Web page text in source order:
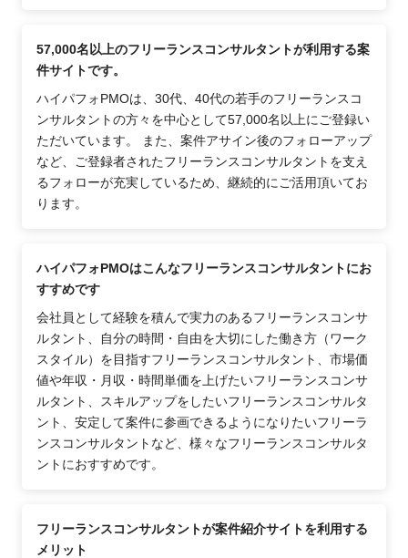
57,000名以上のフリーランスコンサルタントが利用する案
件サイトです。
ハイパフォPMOは、30代、40代の若手のフリーランスコ
ンサルタントの方々を中心として57,000名以上にご登録い
ただいています。 また、案件アサイン後のフォローアップ
など、ご登録者されたフリーランスコンサルタントを支え
るフォローが充実しているため、継続的にご活用頂いてお
ります。
ハイパフォPMOはこんなフリーランスコンサルタントにお
すすめです
会社員として経験を積んで実力のあるフリーランスコンサ
ルタント、自分の時間・自由を大切にした働き方（ワーク
スタイル）を目指すフリーランスコンサルタント、市場価
値や年収・月収・時間単価を上げたいフリーランスコンサ
ルタント、スキルアップをしたいフリーランスコンサルタ
ント、安定して案件に参画できるようになりたいフリーラ
ンスコンサルタントなど、様々なフリーランスコンサルタ
ントにおすすめです。
フリーランスコンサルタントが案件紹介サイトを利用する
メリット